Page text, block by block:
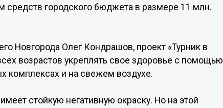
средств городского бюджета в размере 11 млн.
Новгорода Олег Кондрашов, проект «Турник в
возрастов укреплять свое здоровье с помощью
комплексах и на свежем воздухе.
стойкую негативную окраску. Но на этой